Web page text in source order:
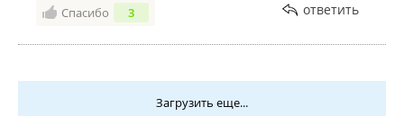
Спасибо 3 ответить
Загрузить еще...